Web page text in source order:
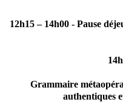
12h15 – 14h00 - Pause
Grammaire
authentiques